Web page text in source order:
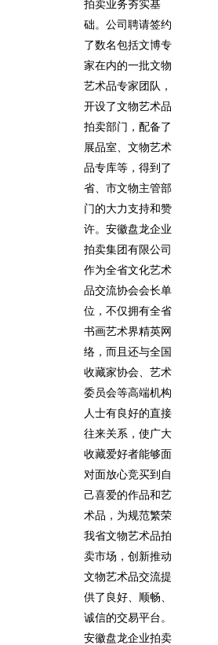
拍卖业务夯实基
础。公司聘请签约
了数名包括文博专
家在内的一批文物
艺术品专家团队，
开设了文物艺术品
拍卖部门，配备了
展品室、文物艺术
品专库等，得到了
省、市文物主管部
门的大力支持和赞
许。安徽盘龙企业
拍卖集团有限公司
作为全省文化艺术
品交流协会会长单
位，不仅拥有全省
书画艺术界精英网
络，而且还与全国
收藏家协会、艺术
委员会等高端机构
人士有良好的直接
往来关系，使广大
收藏爱好者能够面
对面放心竞买到自
己喜爱的作品和艺
术品，为规范繁荣
我省文物艺术品拍
卖市场，创新推动
文物艺术品交流提
供了良好、顺畅、
诚信的交易平台。
安徽盘龙企业拍卖